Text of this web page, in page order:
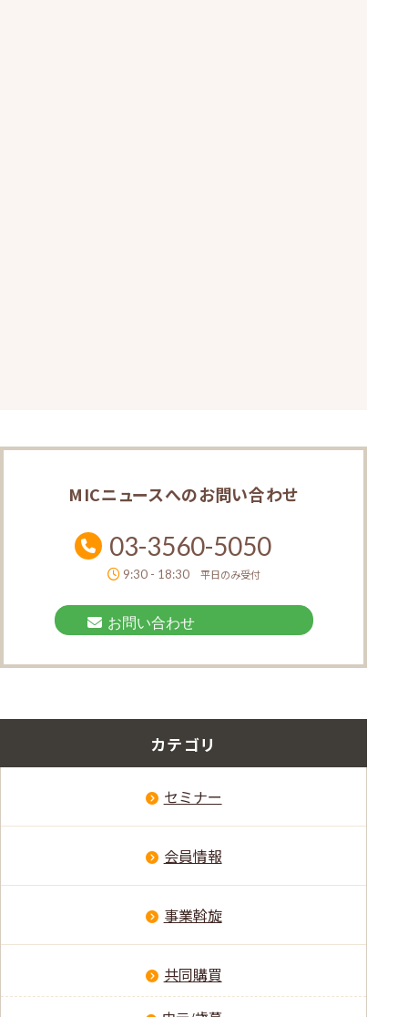
MICニュースへのお問い合わせ
03-3560-5050
9:30 - 18:30 平日のみ受付
お問い合わせ
カテゴリ
セミナー
会員情報
事業斡旋
共同購買